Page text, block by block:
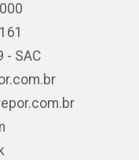
- SAC